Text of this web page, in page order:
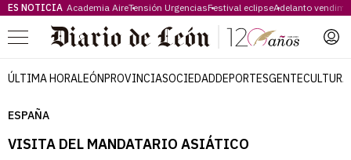
ES NOTICIA Academia AireTensión UrgenciasFestival eclipseAdelanto
Menú
ÚLTIMA HORALEÓNPROVINCIASOCIEDADDEPORTESGENTECULTURA
ESPAÑA
VISITA DEL MANDATARIO ASIÁTICO